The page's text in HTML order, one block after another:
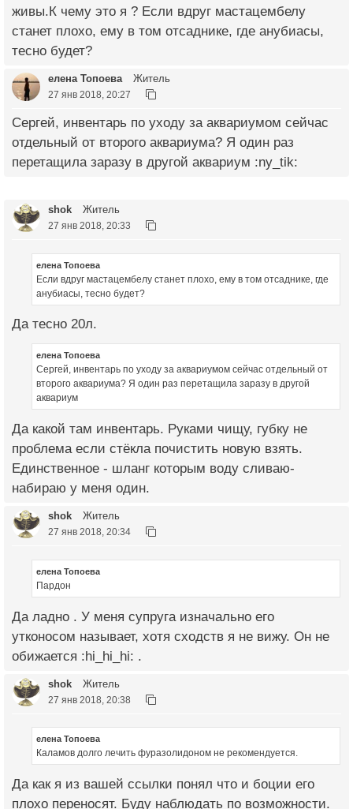
живы.К чему это я ? Если вдруг мастацембелу
станет плохо, ему в том отсаднике, где анубиасы,
тесно будет?
елена Топоева Житель
27 янв 2018, 20:27
Сергей, инвентарь по уходу за аквариумом сейчас
отдельный от второго аквариума? Я один раз
перетащила заразу в другой аквариум :ny_tik:
shok Житель
27 янв 2018, 20:33
елена Топоева
Если вдруг мастацембелу станет плохо, ему в том отсаднике, где
анубиасы, тесно будет?
Да тесно 20л.
елена Топоева
Сергей, инвентарь по уходу за аквариумом сейчас отдельный от
второго аквариума? Я один раз перетащила заразу в другой
аквариум
Да какой там инвентарь. Руками чищу, губку не
проблема если стёкла почистить новую взять.
Единственное - шланг которым воду сливаю-
набираю у меня один.
shok Житель
27 янв 2018, 20:34
елена Топоева
Пардон
Да ладно . У меня супруга изначально его
утконосом называет, хотя сходств я не вижу. Он не
обижается :hi_hi_hi: .
shok Житель
27 янв 2018, 20:38
елена Топоева
Каламов долго лечить фуразолидоном не рекомендуется.
Да как я из вашей ссылки понял что и боции его
плохо переносят. Буду наблюдать по возможности.